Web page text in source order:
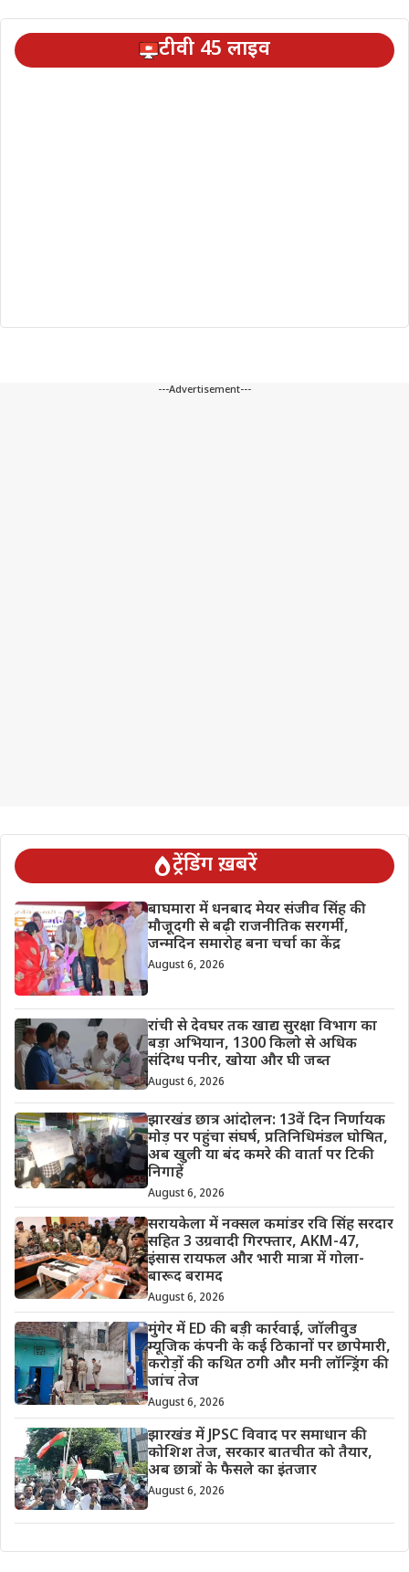
टीवी 45 लाइव
---Advertisement---
ट्रेंडिंग ख़बरें
बाघमारा में धनबाद मेयर संजीव सिंह की
मौजूदगी से बढ़ी राजनीतिक सरगर्मी,
जन्मदिन समारोह बना चर्चा का केंद्र
August 6, 2026
रांची से देवघर तक खाद्य सुरक्षा विभाग का
बड़ा अभियान, 1300 किलो से अधिक
संदिग्ध पनीर, खोया और घी जब्त
August 6, 2026
झारखंड छात्र आंदोलन: 13वें दिन निर्णायक
मोड़ पर पहुंचा संघर्ष, प्रतिनिधिमंडल घोषित,
अब खुली या बंद कमरे की वार्ता पर टिकी
निगाहें
August 6, 2026
सरायकेला में नक्सल कमांडर रवि सिंह सरदार
सहित 3 उग्रवादी गिरफ्तार, AKM-47,
इंसास रायफल और भारी मात्रा में गोला-
बारूद बरामद
August 6, 2026
मुंगेर में ED की बड़ी कार्रवाई, जॉलीवुड
म्यूजिक कंपनी के कई ठिकानों पर छापेमारी,
करोड़ों की कथित ठगी और मनी लॉन्ड्रिंग की
जांच तेज
August 6, 2026
झारखंड में JPSC विवाद पर समाधान की
कोशिश तेज, सरकार बातचीत को तैयार,
अब छात्रों के फैसले का इंतजार
August 6, 2026